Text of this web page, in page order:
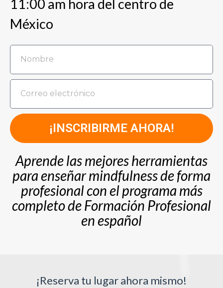
11:00 am hora del centro de
México
¡INSCRIBIRME AHORA!
Aprende las mejores herramientas
para enseñar mindfulness de forma
profesional con el programa más
completo de Formación Profesional
en español
¡Reserva tu lugar ahora mismo!